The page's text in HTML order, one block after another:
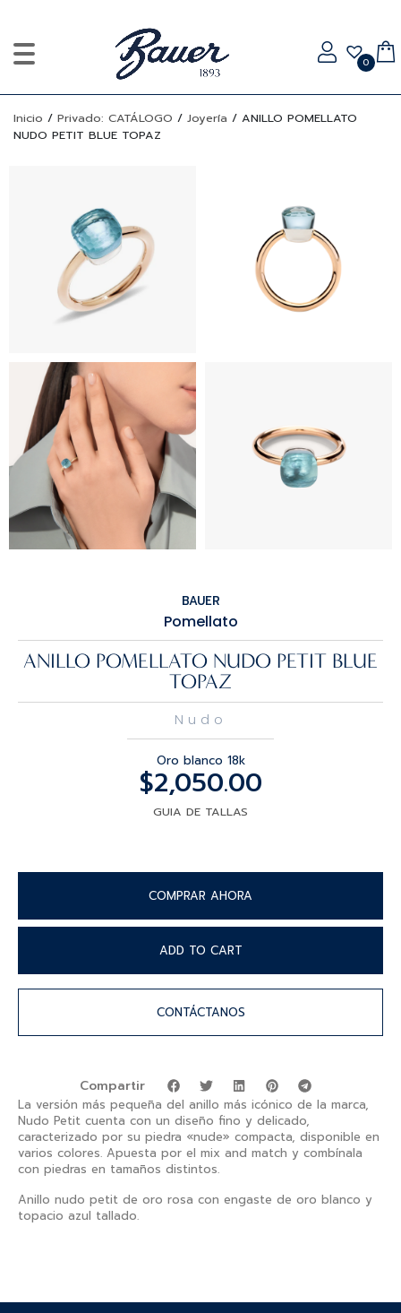
0
Inicio / Privado: CATÁLOGO / Joyería / ANILLO POMELLATO
NUDO PETIT BLUE TOPAZ
BAUER
Pomellato
ANILLO POMELLATO NUDO PETIT BLUE
TOPAZ
Nudo
Oro blanco 18k
$2,050.00
GUIA DE TALLAS
COMPRAR AHORA
ADD TO CART
CONTÁCTANOS
Compartir
La versión más pequeña del anillo más icónico de la marca,
Nudo Petit cuenta con un diseño fino y delicado,
caracterizado por su piedra «nude» compacta, disponible en
varios colores. Apuesta por el mix and match y combínala
con piedras en tamaños distintos.
Anillo nudo petit de oro rosa con engaste de oro blanco y
topacio azul tallado.